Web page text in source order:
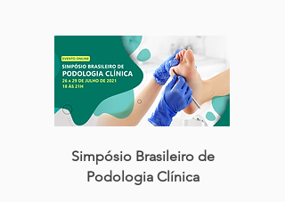
Simpósio Brasileiro de
Podologia Clínica